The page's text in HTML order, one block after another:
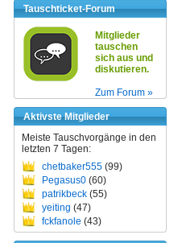
Tauschticket-Forum
Mitglieder
tauschen
sich aus und
diskutieren.
Zum Forum »
Aktivste Mitglieder
Meiste Tauschvorgänge in den
letzten 7 Tagen:
chetbaker555 (99)
Pegasus0 (60)
patrikbeck (55)
yeiting (47)
fckfanole (43)